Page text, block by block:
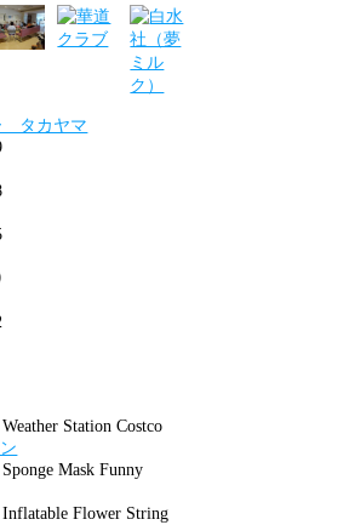
タカヤマ
Station Costco
Mask Funny
Flower String